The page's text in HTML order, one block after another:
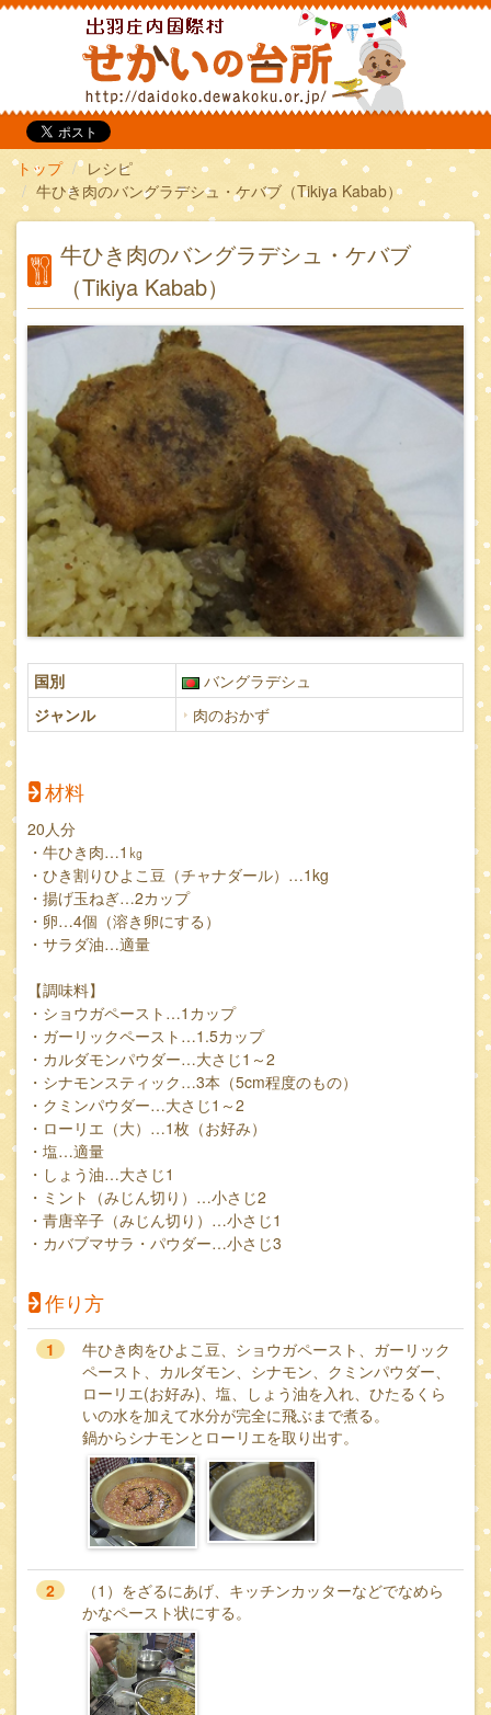
だいどこ
トップ
レシピ
牛ひき肉のバングラデシュ・ケバブ（Tikiya Kabab）
牛ひき肉のバングラデシュ・ケバブ
（Tikiya Kabab）
国別
バングラデシュ
ジャンル
肉のおかず
材料
20人分
・牛ひき肉…1㎏
・ひき割りひよこ豆（チャナダール）…1kg
・揚げ玉ねぎ…2カップ
・卵…4個（溶き卵にする）
・サラダ油…適量
【調味料】
・ショウガペースト…1カップ
・ガーリックペースト…1.5カップ
・カルダモンパウダー…大さじ1～2
・シナモンスティック…3本（5cm程度のもの）
・クミンパウダー…大さじ1～2
・ローリエ（大）…1枚（お好み）
・塩…適量
・しょう油…大さじ1
・ミント（みじん切り）…小さじ2
・青唐辛子（みじん切り）…小さじ1
・カバブマサラ・パウダー…小さじ3
作り方
1
牛ひき肉をひよこ豆、ショウガペースト、ガーリック
ペースト、カルダモン、シナモン、クミンパウダー、
ローリエ(お好み)、塩、しょう油を入れ、ひたるくら
いの水を加えて水分が完全に飛ぶまで煮る。
鍋からシナモンとローリエを取り出す。
2
（1）をざるにあげ、キッチンカッターなどでなめら
かなペースト状にする。